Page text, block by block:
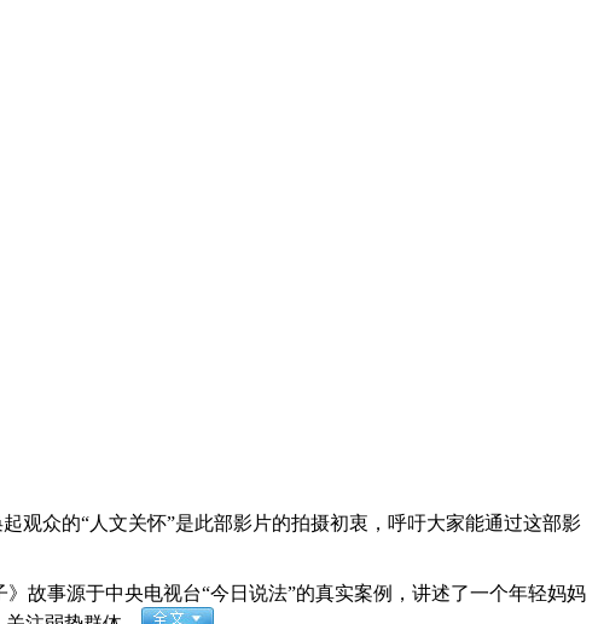
众的“人文关怀”是此部影片的拍摄初衷，呼吁大家能通过这部影
事源于中央电视台“今日说法”的真实案例，讲述了一个年轻妈妈